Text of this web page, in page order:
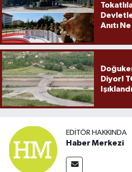
Anıtı
Diyor!
EDITÖR HAKKINDA
Haber Merkezi